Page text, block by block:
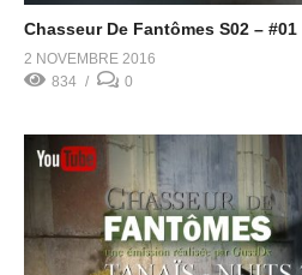
Chasseur De Fantômes S02 –
2 NOVEMBRE 2016
834
0